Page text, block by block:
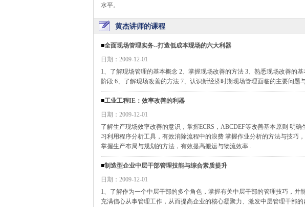
水平。
黄杰讲师的课程
■全面现场管理实务--打造低成本现场的六大利器
日期：2009-12-01
1、了解现场管理的基本概念 2、掌握现场改善的方法 3、熟悉现场改善的
阶段 6、了解现场改善的方法 7、认识新经济时期现场管理面临的主要问题
■工业工程IE：效率改善的利器
日期：2009-12-01
了解生产现场效率改善的意识，掌握ECRS，ABCDEF等改善基本原则 明
习利用程序分析工具，有效消除流程中的浪费 掌握作业分析的方法与技巧
掌握生产布局与规划的方法，有效提高搬运与物流效率..
■制造型企业中层干部管理技能与综合素质提升
日期：2009-12-01
1、了解作为一个中层干部的多个角色，掌握有关中层干部的管理技巧，并
充满信心从事管理工作，从而提高企业的核心凝聚力、激发中层管理干部